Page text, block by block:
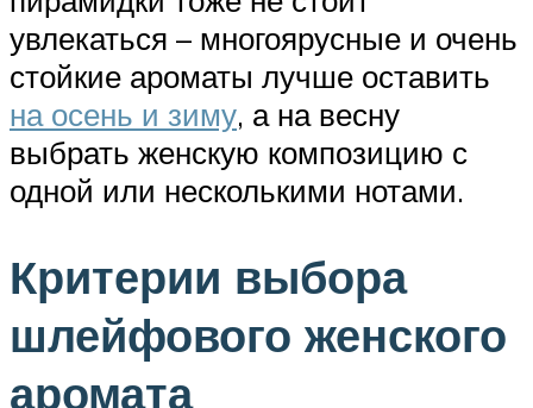
увлекаться – многоярусные и очень
стойкие ароматы лучше оставить
на осень и зиму, а на весну
выбрать женскую композицию с
одной или несколькими нотами.
Критерии выбора
шлейфового женского
аромата